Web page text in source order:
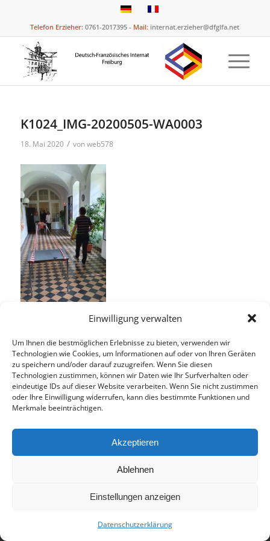
Einwilligung verwalten
Um Ihnen die bestmöglichen Erlebnisse zu bieten, verwenden wir
Technologien wie Cookies, um Informationen auf oder von Ihren Geräten
zu speichern und/oder darauf zuzugreifen. Wenn Sie diesen
Technologien zustimmen, können wir Daten wie Ihr Surfverhalten oder
eindeutige IDs auf dieser Website verarbeiten. Wenn Sie nicht zustimmen
oder Ihre Einwilligung widerrufen, kann dies bestimmte Funktionen und
Merkmale beeinträchtigen.
Akzeptieren
Ablehnen
Einstellungen anzeigen
Datenschutzerklärung
Telefon Erzieher: 0761-2017395 - Mail: internat.erzieher@dfglfa.net
K1024_IMG-20200505-WA0003
18. Mai 2020 / vonweb578
Eintrag teilen
© 2017 - Deutsch-Französisches Internat Freiburg - Realisiert von
Datenschutzerklärung